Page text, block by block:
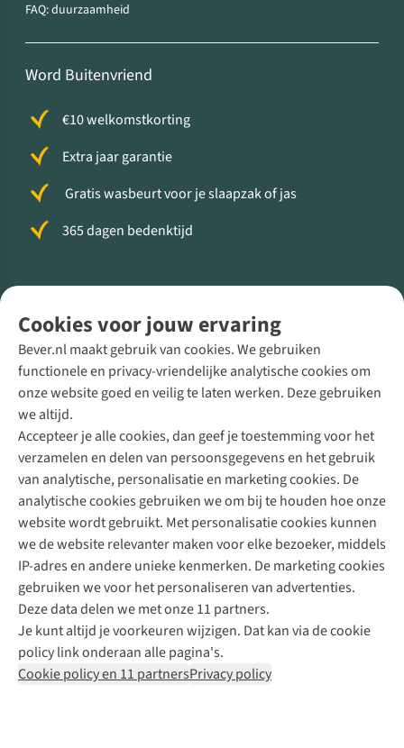
Cookies voor jouw ervaring
Bever.nl maakt gebruik van cookies. We gebruiken
functionele en privacy-vriendelijke analytische cookies om
onze website goed en veilig te laten werken. Deze gebruiken
we altijd.
Accepteer je alle cookies, dan geef je toestemming voor het
verzamelen en delen van persoonsgegevens en het gebruik
van analytische, personalisatie en marketing cookies. De
analytische cookies gebruiken we om bij te houden hoe onze
website wordt gebruikt. Met personalisatie cookies kunnen
we de website relevanter maken voor elke bezoeker, middels
IP-adres en andere unieke kenmerken. De marketing cookies
gebruiken we voor het personaliseren van advertenties.
Deze data delen we met onze 11 partners.
Je kunt altijd je voorkeuren wijzigen. Dat kan via de cookie
policy link onderaan alle pagina's.
Cookie policy en 11 partnersPrivacy policy
FAQ: duurzaamheid
Word Buitenvriend
€10 welkomstkorting
Extra jaar garantie
Gratis wasbeurt voor je slaapzak of jas
365 dagen bedenktijd
Direct advies van een Buitenexpert
+31 (0)85 888 50 88
+31 6 12 28 49 80
Contactformulier